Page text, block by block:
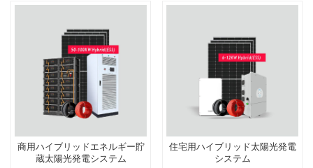
商用ハイブリッドエネルギー貯
蔵太陽光発電システム
住宅用ハイブリッド太陽光発電
システム